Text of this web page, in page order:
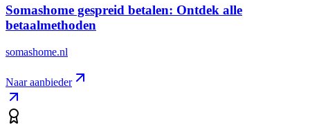
Somashome gespreid betalen: Ontdek alle
betaalmethoden
somashome.nl
Naar aanbieder